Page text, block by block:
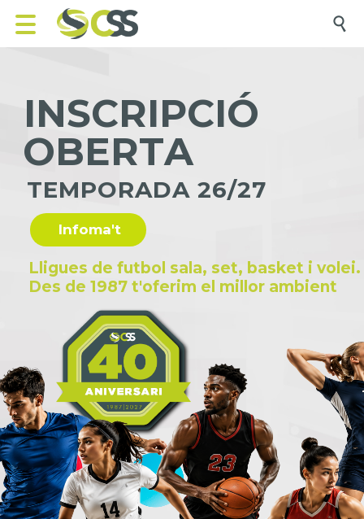

Lligues de futbol sala, set, basket i volei.
Des de 1987 t'oferim el millor ambient
OBERTA
TEMPORADA 26/27
INSCRIPCIÓ
Infoma't